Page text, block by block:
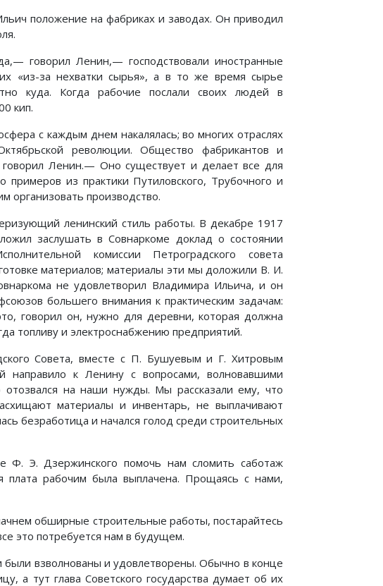
положение на фабриках и заводах. Он приводил
говорил Ленин,— господствовали иностранные
«из-за нехватки сырья», а в то же время сырье
куда. Когда рабочие послали своих людей в
кип.
с каждым днем накалялась; во многих отраслях
революции. Общество фабрикантов и
Ленин.— Оно существует и делает все для
из практики Путиловского, Трубочного и
организовать производство.
ленинский стиль работы. В декабре 1917
заслушать в Совнаркоме доклад о состоянии
комиссии Петроградского совета
материалов; материалы эти мы доложили В. И.
не удовлетворил Владимира Ильича, и он
большего внимания к практическим задачам:
говорил он, нужно для деревни, которая должна
топливу и электроснабжению предприятий.
Совета, вместе с П. Бушуевым и Г. Хитровым
направило к Ленину с вопросами, волновавшими
на наши нужды. Мы рассказали ему, что
материалы и инвентарь, не выплачивают
безработица и начался голод среди строительных
Ф. Э. Дзержинского помочь нам сломить саботаж
плата рабочим была выплачена. Прощаясь с нами,
обширные строительные работы, постарайтесь
это потребуется нам в будущем.
взволнованы и удовлетворены. Обычно в конце
а тут глава Советского государства думает об их